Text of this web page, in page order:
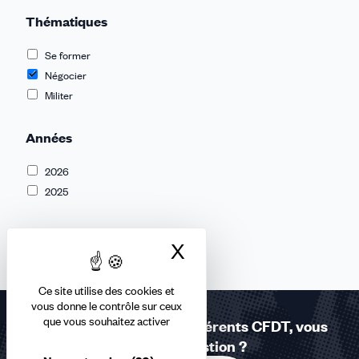
Ce site utilise des cookies et
vous donne le contrôle sur ceux
que vous souhaitez activer
X
Thématiques
Se former
Négocier
Militer
Années
2026
2025
Réponses à la carte - Adhérents CFDT, vous
avez une question ?